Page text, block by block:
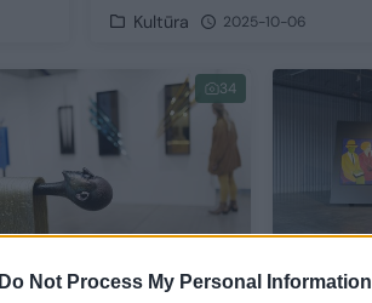
Do Not Process My Personal Information
Kultūra 2025-10-06
34